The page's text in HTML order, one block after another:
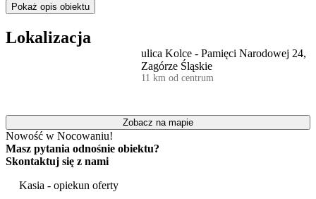
Do dyspozycji gości w każdym domku oddano aneks kuchenny.
Wyposażenie obejmuje lodówkę, kuchenkę mikrofalową oraz
czajnik elektryczny, co umożliwia samodzielne przygotowywanie
Teren wokół domków został starannie zagospodarowany.
zmotoryzowanych gości przygotowano bezpłatny,prywatny
parking, który znajduje się bezpośrednio na terenie posesji, co
gwarantuje wygodę i bezpieczeństwo pojazdów.
Obiekt zapewnia stały dostęp do
myślą o turystach z zagranicy przygotowano również foldery
informacyjne o regionie w języku polskim, angielskim i niemieckim.
Pokaż opis obiektu
Lokalizacja
ulica Kolce - Pamięci Narodowej 24,
Zagórze Śląskie
11 km od centrum
Zobacz na mapie
Nowość w Nocowaniu!
Masz pytania odnośnie obiektu?
Skontaktuj się z nami
Kasia - opiekun oferty